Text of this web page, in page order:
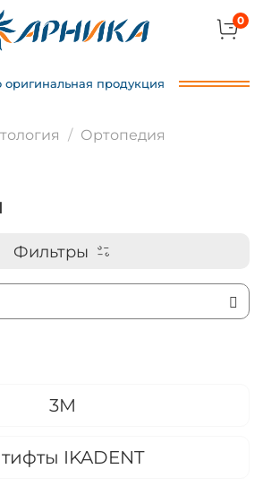
0
оригинальная продукция
Ортопедия
Фильтры
3M
IKADENT